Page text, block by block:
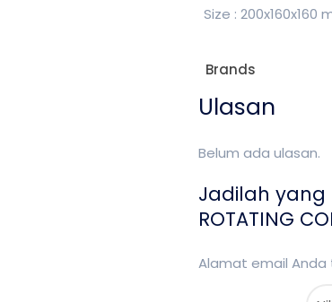
Size : 200x160x160
Brands
Ulasan
Belum ada ulasan.
Jadilah yang
ROTATING
Alamat email Anda